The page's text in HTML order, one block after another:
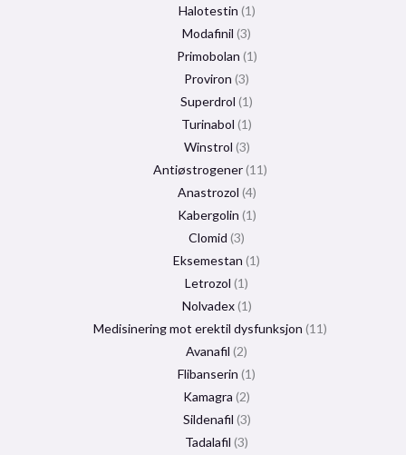
Halotestin 1
Modafinil 3
Primobolan 1
Proviron 3
Superdrol 1
Turinabol 1
Winstrol 3
Antiøstrogener 11
Anastrozol 4
Kabergolin 1
Clomid 3
Eksemestan 1
Letrozol 1
Nolvadex 1
Medisinering mot erektil dysfunksjon 11
Avanafil 2
Flibanserin 1
Kamagra 2
Sildenafil 3
Tadalafil 3